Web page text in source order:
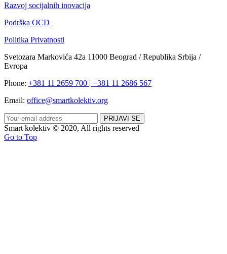
Razvoj socijalnih inovacija
Podrška OCD
Politika Privatnosti
Svetozara Markovića 42a 11000 Beograd / Republika Srbija /
Evropa
Phone: +381 11 2659 700 | +381 11 2686 567
Email: office@smartkolektiv.org
Smart kolektiv © 2020, All rights reserved
Go to Top